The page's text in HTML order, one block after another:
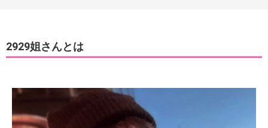
2929姐さんとは